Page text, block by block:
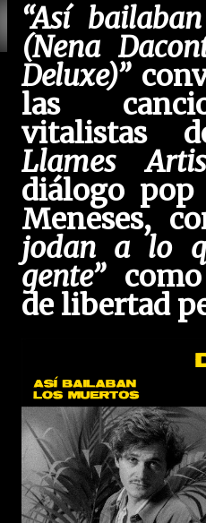
“Así
(Nena
Deluxe)”
las
vitalistas
Llames
diálogo
Meneses,
jodan a lo
gente”como
de libertad